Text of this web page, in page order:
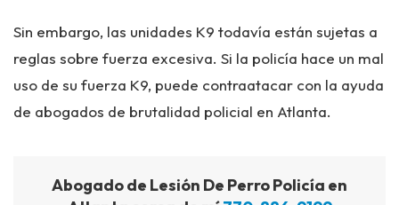
Sin embargo, las unidades K9 todavía están sujetas a
reglas sobre fuerza excesiva. Si la policía hace un mal
uso de su fuerza K9, puede contraatacar con la ayuda
de abogados de brutalidad policial en Atlanta.
Abogado de Lesión De Perro Policía en